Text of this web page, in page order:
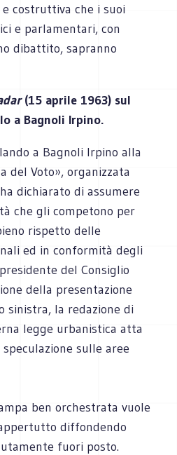
costruttiva che i suoi
e parlamentari, con
dibattito, sapranno
(15 aprile 1963) sul
a Bagnoli Irpino.
a Bagnoli Irpino alla
del Voto», organizzata
dichiarato di assumere
che gli competono per
rispetto delle
ed in conformità degli
del Consiglio
della presentazione
sinistra, la redazione di
legge urbanistica atta
sulle aree
ben orchestrata vuole
diffondendo
fuori posto.